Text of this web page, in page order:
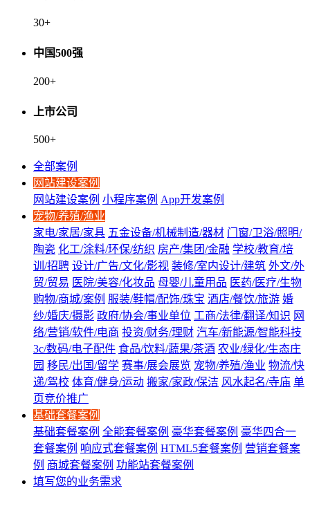
30+
中国500强
200+
上市公司
500+
全部案例
网站建设案例
网站建设案例 小程序案例 App开发案例
宠物/养殖/渔业
家电/家居/家具 五金设备/机械制造/器材 门窗/卫浴/照明/
陶瓷 化工/涂料/环保/纺织 房产/集团/金融 学校/教育/培
训/招聘 设计/广告/文化/影视 装修/室内设计/建筑 外文/外
贸/贸易 医院/美容/化妆品 母婴/儿童用品 医药/医疗/生物
购物/商城/案例 服装/鞋帽/配饰/珠宝 酒店/餐饮/旅游 婚
纱/婚庆/摄影 政府/协会/事业单位 工商/法律/翻译/知识 网
络/营销/软件/电商 投资/财务/理财 汽车/新能源/智能科技
3c/数码/电子配件 食品/饮料/蔬果/茶酒 农业/绿化/生态庄
园 移民/出国/留学 赛事/展会展览 宠物/养殖/渔业 物流/快
递/驾校 体育/健身/运动 搬家/家政/保洁 风水起名/寺庙 单
页竞价推广
基础套餐案例
基础套餐案例 全能套餐案例 豪华套餐案例 豪华四合一
套餐案例 响应式套餐案例 HTML5套餐案例 营销套餐案
例 商城套餐案例 功能站套餐案例
填写您的业务需求